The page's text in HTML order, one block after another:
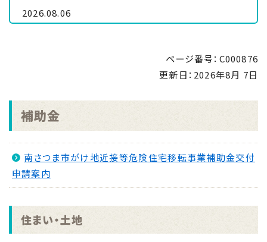
2026.08.06
「里親制度説明会 ～『里親』ってなぁに～」のお知ら
「手のひらで南さつまを」フォトコンキャンペーンを実
2026.07.31
マイナンバーカード交付休日開庁日
金峰ふるさと夏まつりの開催について
2026.07.30
ページ番号：C000876
更新日： 2026年8月 7日
補助金
南さつま市がけ地近接等危険住宅移転事業補助金交付
申請案内
住まい・土地